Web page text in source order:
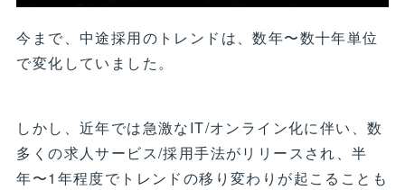
今まで、中途採用のトレンドは、数年〜数十年単位
で変化していました。
しかし、近年では急激なIT/オンライン化に伴い、数
多くの求人サービス/採用手法がリリースされ、半
年〜1年程度でトレンドの移り変わりが起こることも